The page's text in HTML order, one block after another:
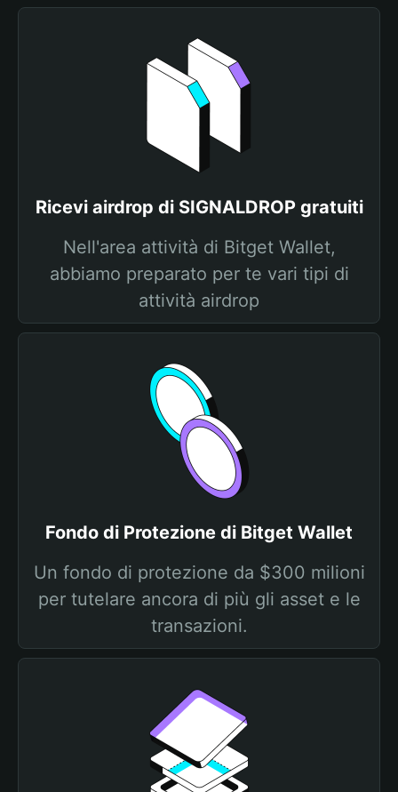
Ricevi airdrop di SIGNALDROP gratuiti
Nell'area attività di Bitget Wallet,
abbiamo preparato per te vari tipi di
attività airdrop
Fondo di Protezione di Bitget Wallet
Un fondo di protezione da $300 milioni
per tutelare ancora di più gli asset e le
transazioni.